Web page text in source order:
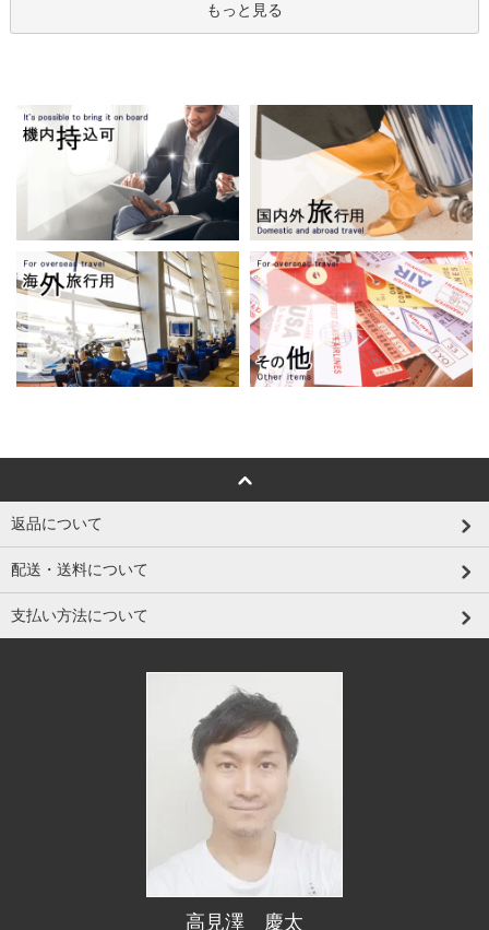
もっと見る
返品について
配送・送料について
支払い方法について
高見澤 慶太